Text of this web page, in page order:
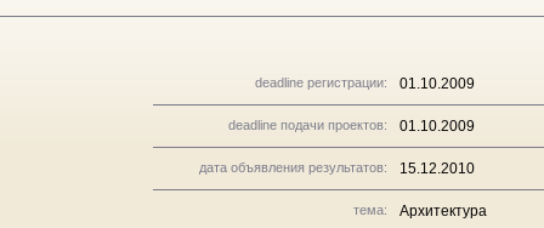
deadline регистрации: 01.10.2009
deadline подачи проектов: 01.10.2009
дата объявления результатов: 15.12.2010
тема: Архитектура